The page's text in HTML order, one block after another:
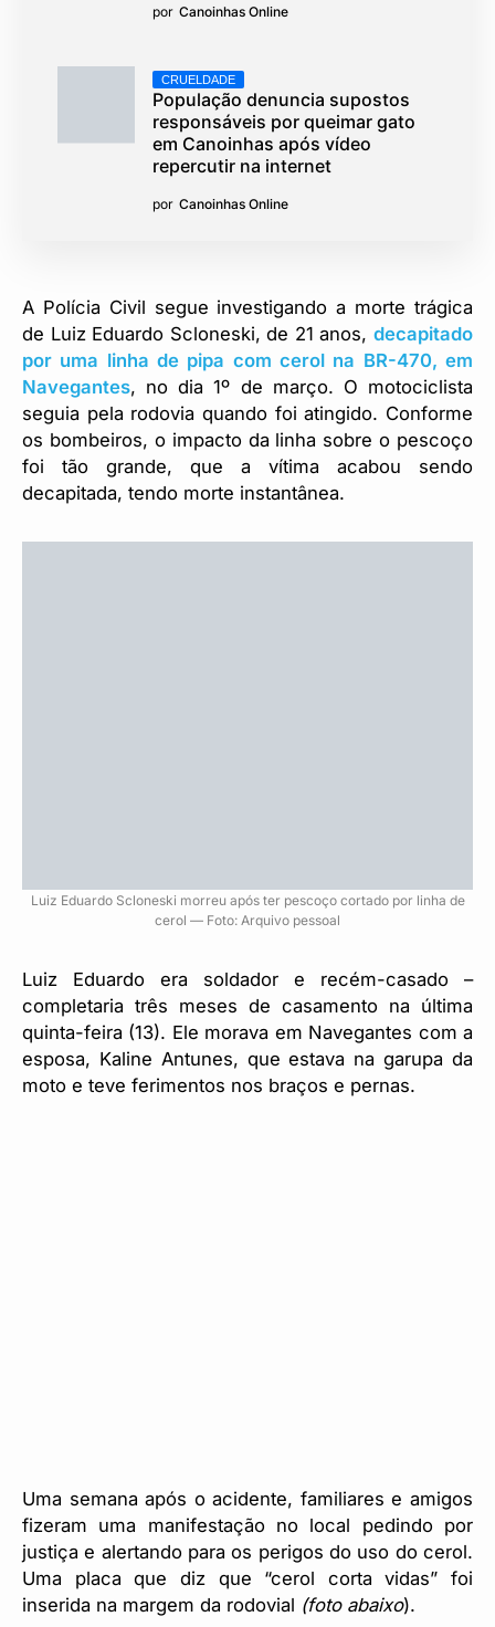
por Canoinhas Online
CRUELDADE
População denuncia supostos
responsáveis por queimar gato
em Canoinhas após vídeo
repercutir na internet
por Canoinhas Online
A Polícia Civil segue investigando a morte trágica
de Luiz Eduardo Scloneski, de 21 anos, decapitado
por uma linha de pipa com cerol na BR-470, em
Navegantes, no dia 1º de março. O motociclista
seguia pela rodovia quando foi atingido. Conforme
os bombeiros, o impacto da linha sobre o pescoço
foi tão grande, que a vítima acabou sendo
decapitada, tendo morte instantânea.
Luiz Eduardo Scloneski morreu após ter pescoço cortado por linha de
cerol — Foto: Arquivo pessoal
Luiz Eduardo era soldador e recém-casado –
completaria três meses de casamento na última
quinta-feira (13). Ele morava em Navegantes com a
esposa, Kaline Antunes, que estava na garupa da
moto e teve ferimentos nos braços e pernas.
Uma semana após o acidente, familiares e amigos
fizeram uma manifestação no local pedindo por
justiça e alertando para os perigos do uso do cerol.
Uma placa que diz que “cerol corta vidas” foi
inserida na margem da rodovial (foto abaixo).